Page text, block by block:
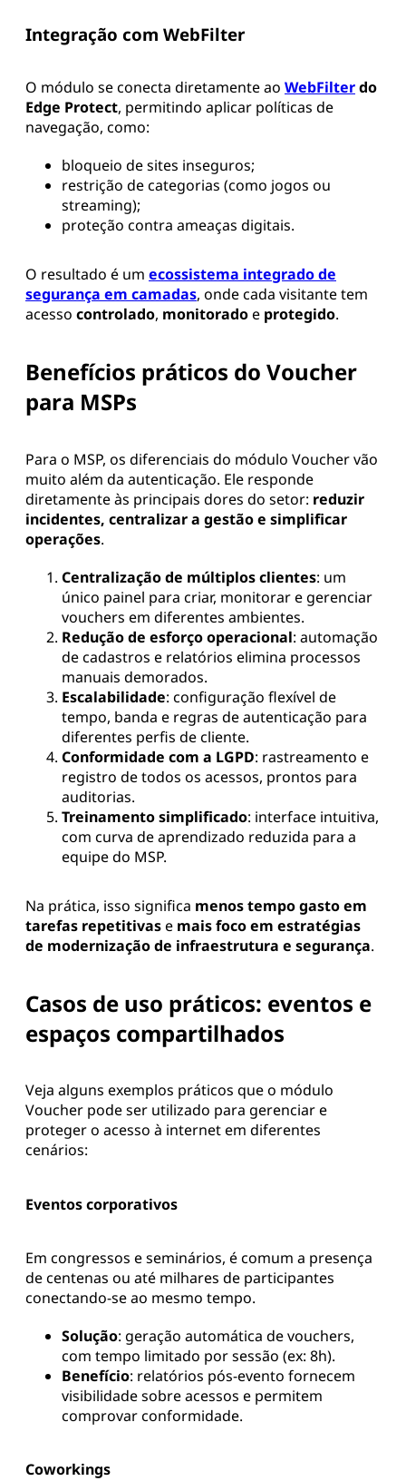
Integração com WebFilter
O módulo se conecta diretamente ao WebFilterdo
Edge Protect, permitindo aplicar políticas de
navegação, como:
bloqueio de sites inseguros;
restrição de categorias (como jogos ou
streaming);
proteção contra ameaças digitais.
O resultado é um ecossistema integrado de
segurança em camadas, onde cada visitante tem
acesso controlado, monitoradoe protegido.
Benefícios práticos do Voucher
para MSPs
Para o MSP, os diferenciais do módulo Voucher vão
muito além da autenticação. Ele responde
diretamente às principais dores do setor: reduzir
incidentes, centralizar a gestão e simplificar
operações.
Centralização de múltiplos clientes: um
único painel para criar, monitorar e gerenciar
vouchers em diferentes ambientes.
Redução de esforço operacional: automação
de cadastros e relatórios elimina processos
manuais demorados.
Escalabilidade: configuração flexível de
tempo, banda e regras de autenticação para
diferentes perfis de cliente.
Conformidade com a LGPD: rastreamento e
registro de todos os acessos, prontos para
auditorias.
Treinamento simplificado: interface intuitiva,
com curva de aprendizado reduzida para a
equipe do MSP.
Na prática, isso significa menos tempo gasto em
tarefas repetitivase mais foco em estratégias
de modernização de infraestrutura e segurança.
Casos de uso práticos: eventos e
espaços compartilhados
Veja alguns exemplos práticos que o módulo
Voucher pode ser utilizado para gerenciar e
proteger o acesso à internet em diferentes
cenários:
Eventos corporativos
Em congressos e seminários, é comum a presença
de centenas ou até milhares de participantes
conectando-se ao mesmo tempo.
Solução: geração automática de vouchers,
com tempo limitado por sessão (ex: 8h).
Benefício: relatórios pós-evento fornecem
visibilidade sobre acessos e permitem
comprovar conformidade.
Coworkings